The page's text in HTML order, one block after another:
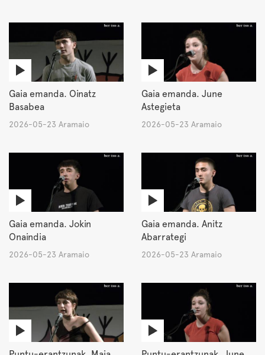
Gaia emanda. Oinatz
Basabea
2026-05-23 Aramaio
Gaia emanda. June
Astegieta
2026-05-23 Aramaio
Gaia emanda. Jokin
Onaindia
2026-05-23 Aramaio
Gaia emanda. Anitz
Abarrategi
2026-05-23 Aramaio